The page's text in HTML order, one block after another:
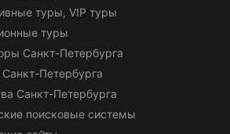
туры, VIP туры
туры
Санкт-Петербурга
Петербурга
Санкт-Петербурга
поисковые системы